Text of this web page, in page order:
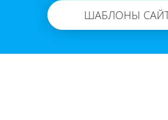
ШАБЛОНЫ